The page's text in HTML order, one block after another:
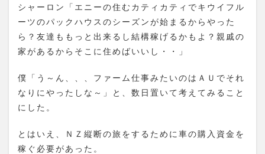
シャーロン「エニーの住むカティカティでキウイフル
ーツのパックハウスのシーズンが始まるからやった
ら？友達ももっと出来るし結構稼げるかもよ？親戚の
家があるからそこに住めばいいし・・」
僕「う～ん、、、ファーム仕事みたいのはＡＵでそれ
なりにやったしな～」と、数日置いて考えてみること
にした。
とはいえ、ＮＺ縦断の旅をするために車の購入資金を
稼ぐ必要があった。